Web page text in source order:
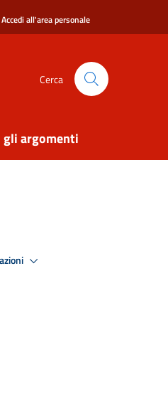
Accedi all'area personale
Cerca
argomenti